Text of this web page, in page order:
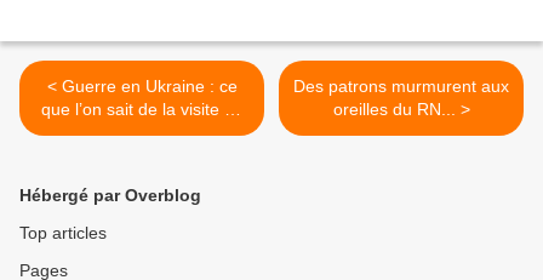
< Guerre en Ukraine : ce
que l’on sait de la visite de
Zelensky à Paris...
Des patrons murmurent aux
oreilles du RN... >
Hébergé par Overblog
Top articles
Pages